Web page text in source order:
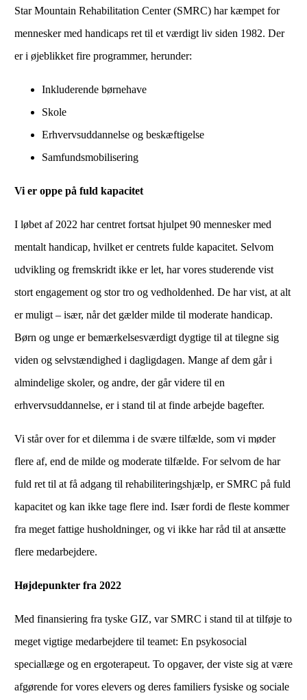
Star Mountain Rehabilitation Center (SMRC) har kæmpet for
mennesker med handicaps ret til et værdigt liv siden 1982. Der
er i øjeblikket fire programmer, herunder:
Inkluderende børnehave
Skole
Erhvervsuddannelse og beskæftigelse
Samfundsmobilisering
Vi er oppe på fuld kapacitet
I løbet af 2022 har centret fortsat hjulpet 90 mennesker med
mentalt handicap, hvilket er centrets fulde kapacitet. Selvom
udvikling og fremskridt ikke er let, har vores studerende vist
stort engagement og stor tro og vedholdenhed. De har vist, at alt
er muligt – især, når det gælder milde til moderate handicap.
Børn og unge er bemærkelsesværdigt dygtige til at tilegne sig
viden og selvstændighed i dagligdagen. Mange af dem går i
almindelige skoler, og andre, der går videre til en
erhvervsuddannelse, er i stand til at finde arbejde bagefter.
Vi står over for et dilemma i de svære tilfælde, som vi møder
flere af, end de milde og moderate tilfælde. For selvom de har
fuld ret til at få adgang til rehabiliteringshjælp, er SMRC på fuld
kapacitet og kan ikke tage flere ind. Især fordi de fleste kommer
fra meget fattige husholdninger, og vi ikke har råd til at ansætte
flere medarbejdere.
Højdepunkter fra 2022
Med finansiering fra tyske GIZ, var SMRC i stand til at tilføje to
meget vigtige medarbejdere til teamet: En psykosocial
speciallæge og en ergoterapeut. To opgaver, der viste sig at være
afgørende for vores elevers og deres familiers fysiske og sociale